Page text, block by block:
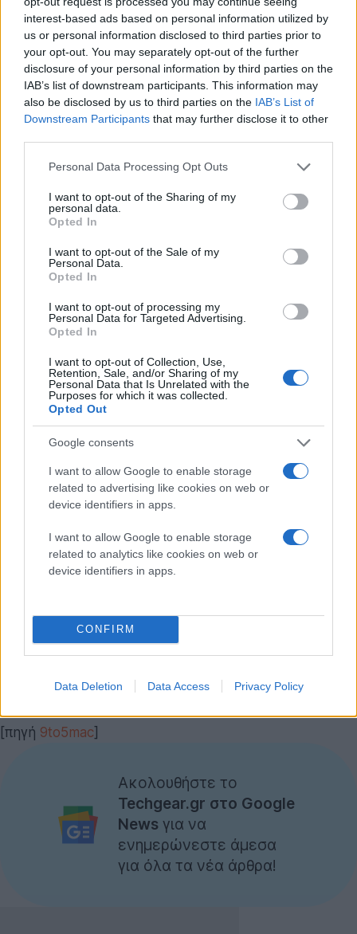
interest-based ads based on personal information utilized by
us or personal information disclosed to third parties prior to
your opt-out. You may separately opt-out of the further
disclosure of your personal information by third parties on the
IAB’s list of downstream participants. This information may
also be disclosed by us to third parties on the IAB’s List of
Downstream Participants that may further disclose it to other
Please note that this website/app uses one or more Google
not limited to your visit or usage behaviour. You may click to
grant or deny consent to Google and its third-party tags to
use your data for below specified purposes in below Google
consent section.
Personal Data Processing Opt Outs
I want to opt-out of the Sharing of my
personal data.
Opted In
I want to opt-out of the Sale of my
Personal Data.
Opted In
I want to opt-out of processing my
Personal Data for Targeted Advertising.
Opted In
I want to opt-out of Collection, Use,
Retention, Sale, and/or Sharing of my
Personal Data that Is Unrelated with the
Purposes for which it was collected.
Opted Out
Google consents
I want to allow Google to enable storage
related to advertising like cookies on web or
device identifiers in apps.
I want to allow Google to enable storage
related to analytics like cookies on web or
device identifiers in apps.
CONFIRM
Data Deletion Data Access Privacy Policy
Το λευκό περίβλημα που βλέπουμε θα μπορούσε να
κυκλοφόρησε πέρυσι το Σεπτέμβριο είτε για το 5ης
γενιάς iPod Touch, που αναμένεται ότι θα
ακολουθήσει τοiPhone 5!
Ελπίζουμε να μην έχουμε πάλι τα ίδια...
[πηγή 9to5mac]
Ακολουθήστε το
Techgear.gr στο Google
News για να
ενημερώνεστε άμεσα
για όλα τα νέα άρθρα!